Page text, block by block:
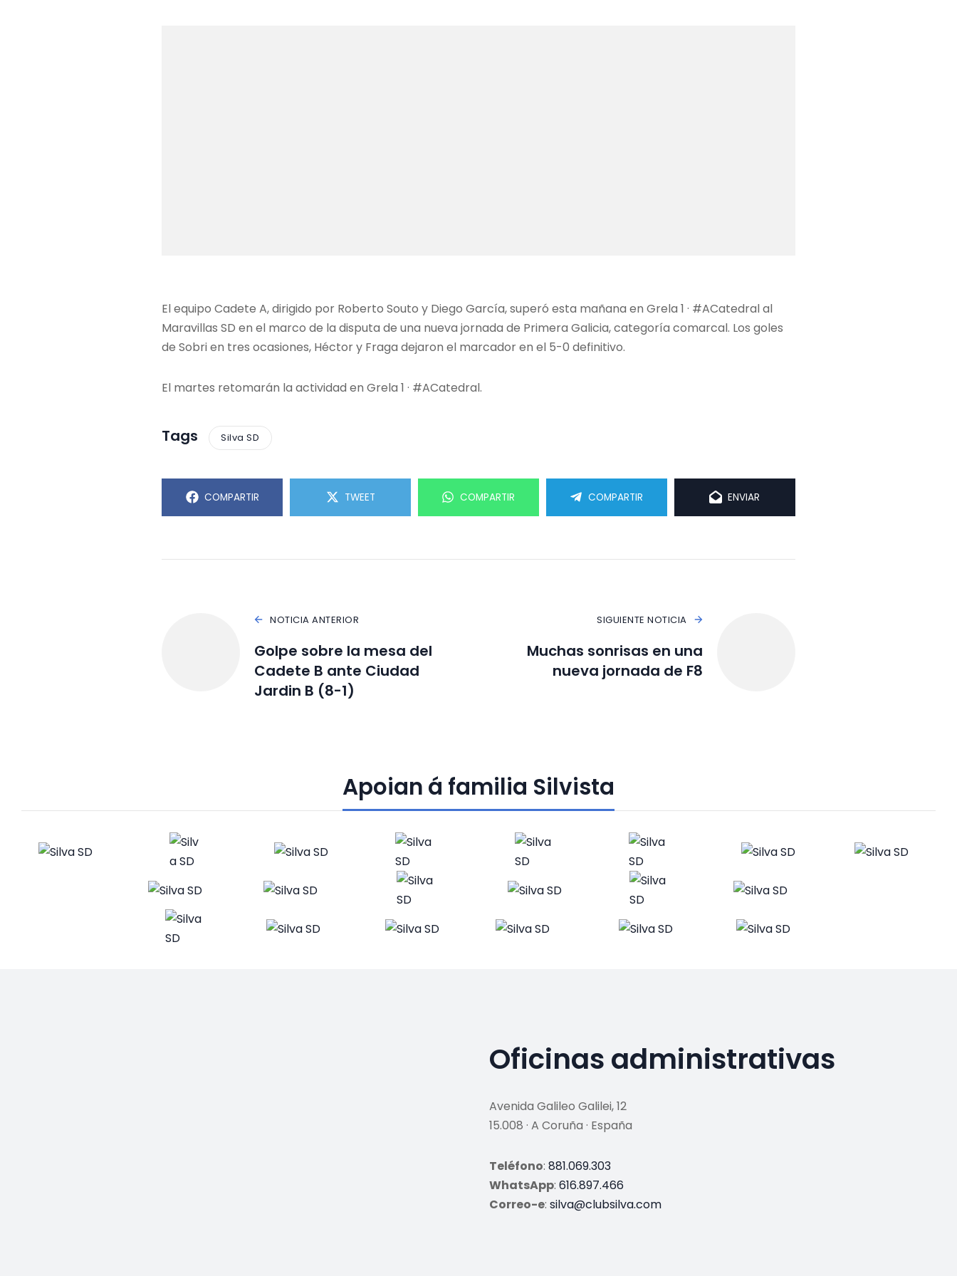
El equipo Cadete A, dirigido por Roberto Souto y Diego García, superó esta mañana en Grela 1 · #ACatedral al
Maravillas SD en el marco de la disputa de una nueva jornada de Primera Galicia, categoría comarcal. Los goles
de Sobri en tres ocasiones, Héctor y Fraga dejaron el marcador en el 5-0 definitivo.
El martes retomarán la actividad en Grela 1 · #ACatedral.
Tags Silva SD
COMPARTIR TWEET COMPARTIR COMPARTIR ENVIAR
NOTICIA ANTERIOR
Golpe sobre la mesa del
Cadete B ante Ciudad
Jardin B (8-1)
SIGUIENTE NOTICIA
Muchas sonrisas en una
nueva jornada de F8
Apoian á familia Silvista
Oficinas administrativas
Avenida Galileo Galilei, 12
15.008 · A Coruña · España
Teléfono: 881.069.303
WhatsApp: 616.897.466
Correo-e: silva@clubsilva.com